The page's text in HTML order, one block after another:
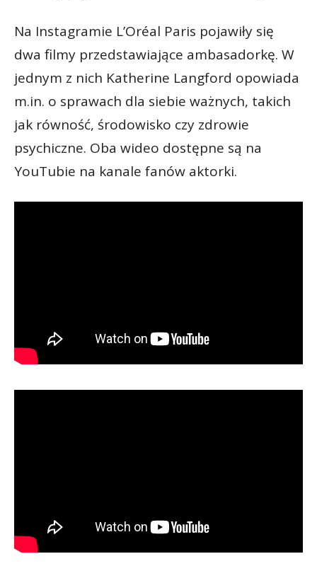
Na Instagramie L’Oréal Paris pojawiły się
dwa filmy przedstawiające ambasadorkę. W
jednym z nich Katherine Langford opowiada
m.in. o sprawach dla siebie ważnych, takich
jak równość, środowisko czy zdrowie
psychiczne. Oba wideo dostępne są na
YouTubie na kanale fanów aktorki.